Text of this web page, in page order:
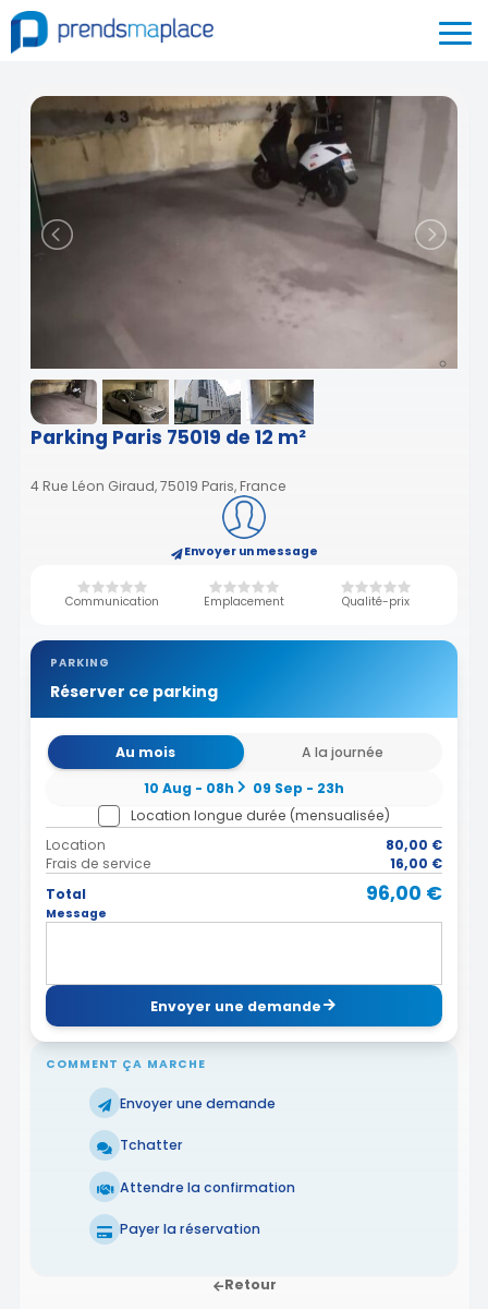
Parking Paris 75019 de 12 m²
4 Rue Léon Giraud, 75019 Paris, France
Envoyer un message
Communication Emplacement Qualité-prix
PARKING
Réserver ce parking
Au mois
A la journée
10 Aug - 08h
09 Sep - 23h
Location longue durée (mensualisée)
Location
80,00 €
Frais de service
16,00 €
Total
96,00 €
Message
Envoyer une demande
COMMENT ÇA MARCHE
Envoyer une demande
Tchatter
Attendre la confirmation
Payer la réservation
Retour